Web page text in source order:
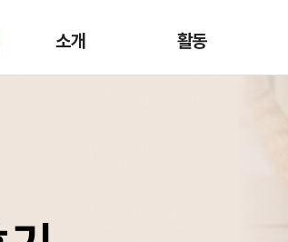
소개 활동